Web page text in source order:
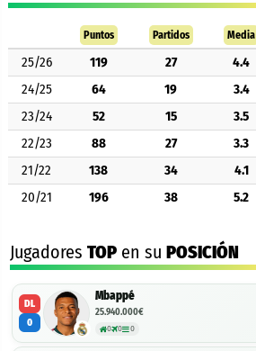
Puntos Partidos Media
25/26 119 27 4.4
24/25
64 19 3.4
23/24
52 15 3.5
22/23
88 27 3.3
21/22
138 34 4.1
20/21
196 38 5.2
Jugadores TOP en su POSICIÓN
DL
0
Mbappé
25.940.000€
0 0 0